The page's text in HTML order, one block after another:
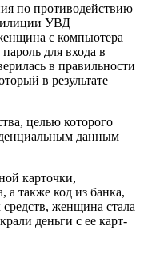
по противодействию
УВД
с компьютера
для входа в
в правильности
в результате
целью которого
данным
карточки,
также код из банка,
женщина стала
деньги с ее карт-